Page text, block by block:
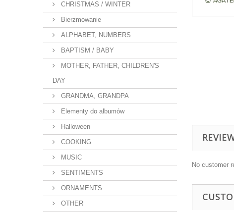
CHRISTMAS / WINTER
Bierzmowanie
ALPHABET, NUMBERS
BAPTISM / BABY
MOTHER, FATHER, CHILDREN'S
DAY
GRANDMA, GRANDPA
Elementy do albumów
Halloween
COOKING
MUSIC
SENTIMENTS
ORNAMENTS
OTHER
No customer